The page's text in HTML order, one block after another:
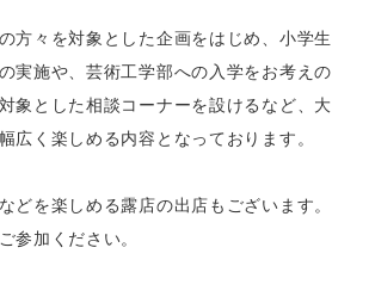
方々を対象とした企画をはじめ、小学生
実施や、芸術工学部への入学をお考えの
象とした相談コーナーを設けるなど、大
広く楽しめる内容となっております。
どを楽しめる露店の出店もございます。
参加ください。